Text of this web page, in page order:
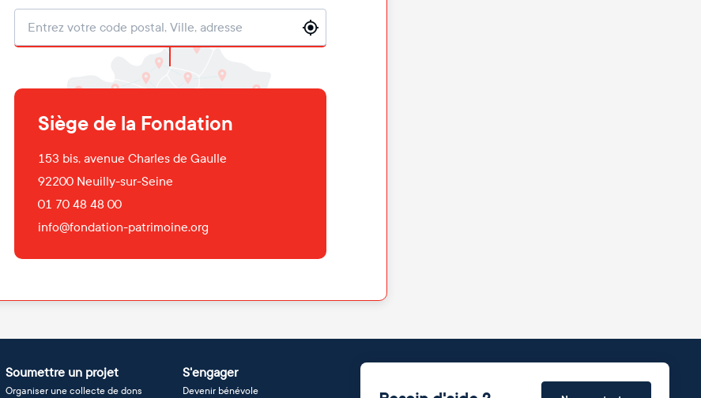
Localisation
Siège de la Fondation
153 bis, avenue Charles de Gaulle
92200 Neuilly-sur-Seine
01 70 48 48 00
info@fondation-patrimoine.org
Soumettre un projet
Organiser une collecte de dons
S'engager
Devenir bénévole